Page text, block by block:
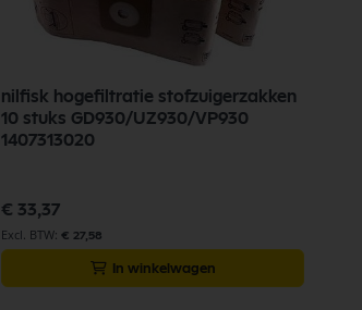
nilfisk hogefiltratie stofzuigerzakken
10 stuks GD930/UZ930/VP930
1407313020
€ 33,37
€ 27,58
In winkelwagen